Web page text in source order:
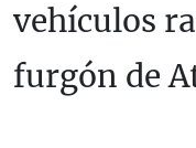
vehículos
furgón de